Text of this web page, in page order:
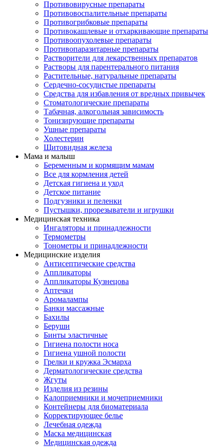
Противовирусные препараты
Противовоспалительные препараты
Противогрибковые препараты
Противокашлевые и отхаркивающие препараты
Противоопухолевые препараты
Противопаразитарные препараты
Растворители для лекарственных препаратов
Растворы для парентерального питания
Растительные, натуральные препараты
Сердечно-сосудистые препараты
Средства для избавления от вредных привычек
Стоматологические препараты
Табачная, алкогольная зависимость
Тонизирующие препараты
Ушные препараты
Холестерин
Щитовидная железа
Мама и малыш
Беременным и кормящим мамам
Все для кормления детей
Детская гигиена и уход
Детское питание
Подгузники и пеленки
Пустышки, прорезыватели и игрушки
Медицинская техника
Ингаляторы и принадлежности
Термометры
Тонометры и принадлежности
Медицинские изделия
Антисептические средства
Аппликаторы
Аппликаторы Кузнецова
Аптечки
Аромалампы
Банки массажные
Бахилы
Беруши
Бинты эластичные
Гигиена полости носа
Гигиена ушной полости
Грелки и кружка Эсмарха
Дерматологические средства
Жгуты
Изделия из резины
Калоприемники и мочеприемники
Контейнеры для биоматериала
Корректирующее белье
Лечебная одежда
Маска медицинская
Медицинская одежда